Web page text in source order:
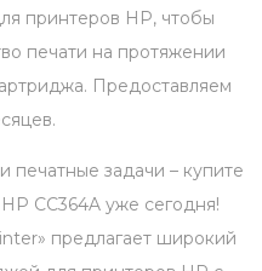
принтеров HP, чтобы
печати на протяжении
Предоставляем
печатные задачи – купите
CC364A уже сегодня!
предлагает широкий